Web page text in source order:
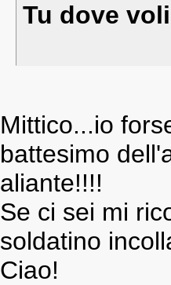
Tu dove
Mittico...io
battesimo
aliante!!!!
Se ci sei mi
soldatino
Ciao!